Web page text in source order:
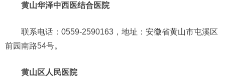
黄山华泽中西医结合医院
联系电话：0559-2590163，地址：安徽省黄山市屯溪区
前园南路54号。
黄山区人民医院